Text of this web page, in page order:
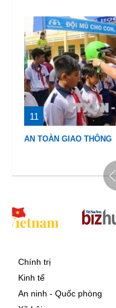
11
AN TOÀN GIAO THÔNG
Chính trị
Kinh tế
An ninh - Quốc phòng